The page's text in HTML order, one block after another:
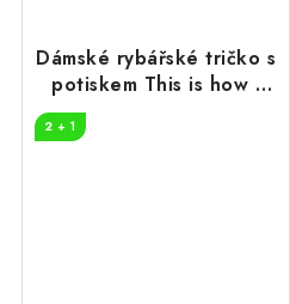
Dámské rybářské tričko s
potiskem This is how i
2 + 1